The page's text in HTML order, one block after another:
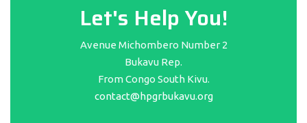
Let's Help You!
Avenue Michombero Number 2
Bukavu Rep.
From Congo South Kivu.
contact@hpgrbukavu.org